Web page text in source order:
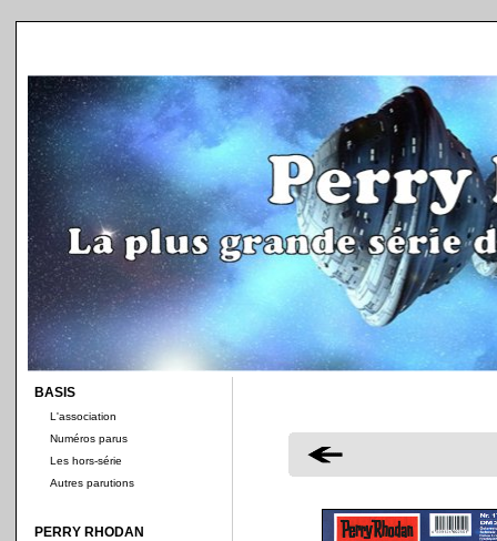
BASIS
L'association
Numéros parus
Les hors-série
Autres parutions
PERRY RHODAN